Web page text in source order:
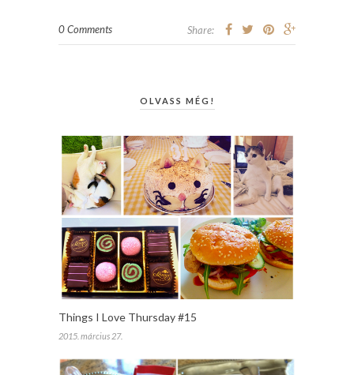
0 Comments Share:
OLVASS MÉG!
Things I Love Thursday #15
2015. március 27.